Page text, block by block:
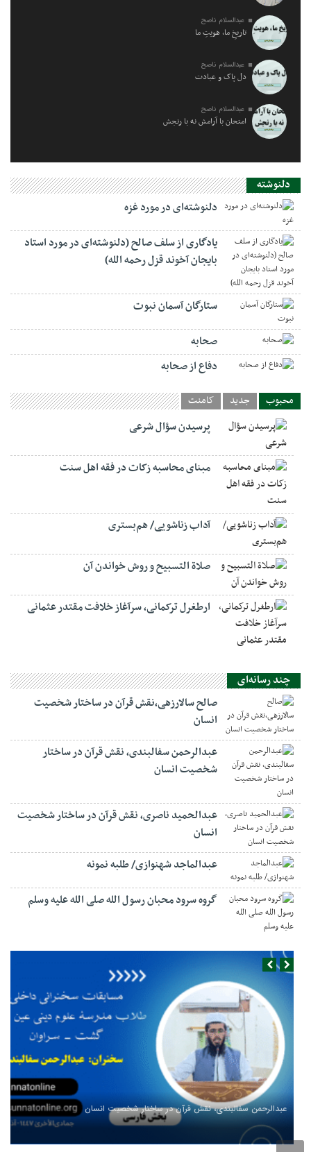
عبدالسلام ناصح
تاریخِ ما، هویتِ ما
عبدالسلام ناصح
دل پاک و عبادت
عبدالسلام ناصح
امتحان با آرامش نه با رنجش
دلنوشته
دلنوشته‌ای در مورد غزه
یادگاری از سلف صالح (دلنوشته‌ای در مورد استاد
بایجان آخوند قزل رحمه الله)
ستارگان آسمان نبوت
صحابه
دفاع از صحابه
محبوب جدید کامنت
پرسیدن سؤال شرعی
مبنای محاسبه زکات در فقه اهل سنت
آداب زناشویی/ هم‌بستری
صلاة التسبيح و روش خواندن آن
ارطغرل ترکمانی، سرآغاز خلافت مقتدر عثمانی
چند رسانه‌ای
صالح سالارزهی،‌نقش قرآن در ساختار شخصیت
انسان
عبدالرحمن سفالبندی، نقش قرآن در ساختار
شخصیت انسان
عبدالحمید ناصری، نقش قرآن در ساختار شخصیت
انسان
عبدالماجد شهنوازی/ طلبه نمونه
گروه سرود محبان رسول الله صلی الله علیه وسلم
عبدالرحمن سفالبندی، نقش قرآن در ساختار شخصیت انسان